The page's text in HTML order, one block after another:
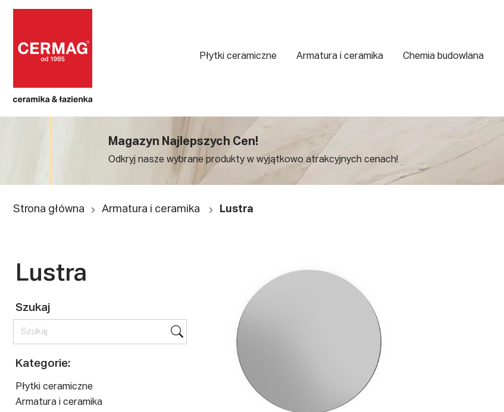
Płytki ceramiczne Armatura i ceramika Chemia budowlana
Magazyn Najlepszych Cen!
Odkryj nasze wybrane produkty w wyjątkowo atrakcyjnych cenach!
Strona główna Armatura i ceramika Lustra
Lustra
Szukaj
Kategorie:
Płytki ceramiczne
Armatura i ceramika